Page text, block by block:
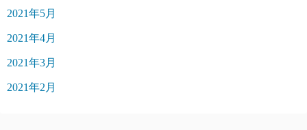
2021年5月
2021年4月
2021年3月
2021年2月